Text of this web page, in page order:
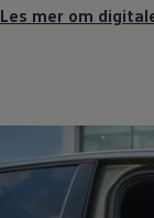
Les mer om